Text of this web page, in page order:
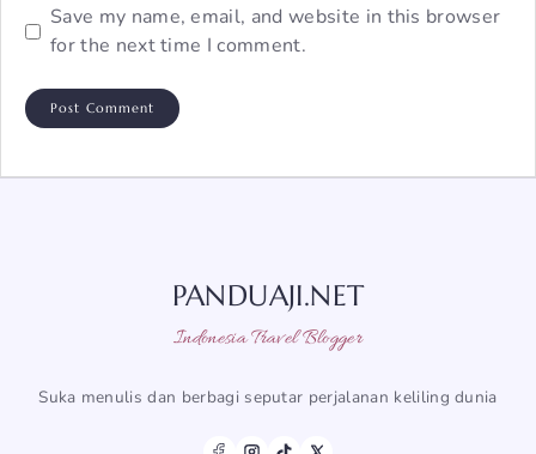
Save my name, email, and website in this browser
for the next time I comment.
PANDUAJI.NET
Indonesia Travel Blogger
Suka menulis dan berbagi seputar perjalanan keliling dunia